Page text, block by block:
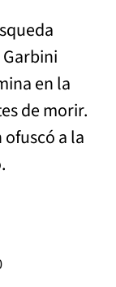
en la
de morir.
a la